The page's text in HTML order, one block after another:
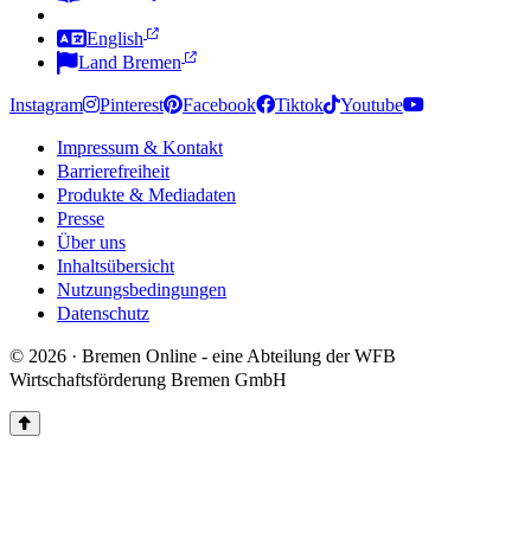
English
Land Bremen
Instagram Pinterest Facebook Tiktok Youtube
Impressum & Kontakt
Barrierefreiheit
Produkte & Mediadaten
Presse
Über uns
Inhaltsübersicht
Nutzungsbedingungen
Datenschutz
© 2026 · Bremen Online - eine Abteilung der WFB
Wirtschaftsförderung Bremen GmbH